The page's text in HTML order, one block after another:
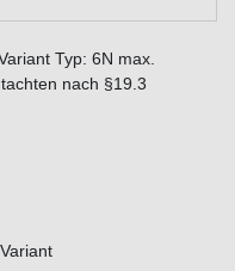
Typ: 6N max.
nach §19.3